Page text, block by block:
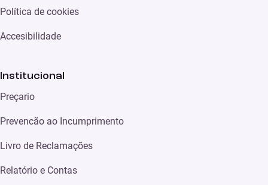
Política de cookies
Accesibilidade
Institucional
Preçario
Prevencão ao Incumprimento
Livro de Reclamações
Relatório e Contas